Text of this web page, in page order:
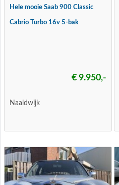
Hele mooie Saab 900 Classic
Cabrio Turbo 16v 5-bak
€ 9.950,-
Naaldwijk